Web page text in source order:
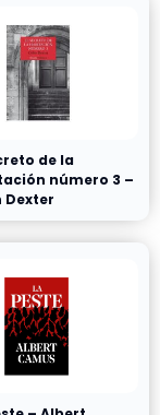
de la
número 3 –
Dexter